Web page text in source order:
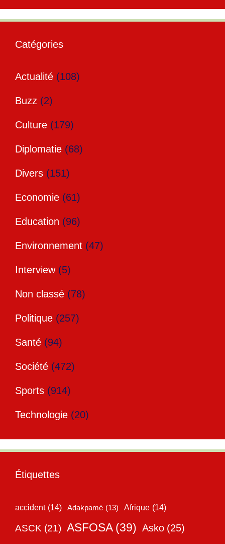
Catégories
Actualité (108)
Buzz (2)
Culture (179)
Diplomatie (68)
Divers (151)
Economie (61)
Education (96)
Environnement (47)
Interview(5)
Non classé (78)
Politique (257)
Santé (94)
Société (472)
Sports (914)
Technologie (20)
Étiquettes
accident (14) Adakpamé (13) Afrique (14)
ASCK (21) ASFOSA (39) Asko (25)